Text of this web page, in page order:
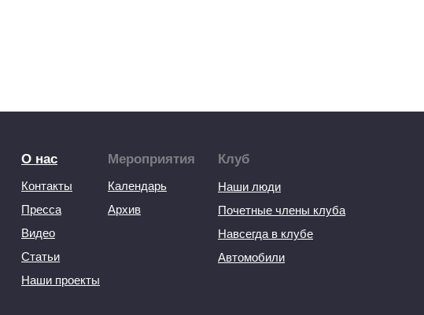
Статьи
Контакты
Наши проекты
Пресса
Видео
Наши люди
Клуб
Календарь
Мероприятия
О нас
Архив
Навсегда в клубе
Почетные члены клуба
Автомобили